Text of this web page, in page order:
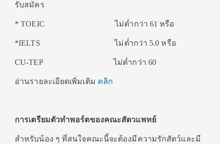
รับสมัคร
* TOEIC ไม่ต่ำกว่า 61 หรือ
*IELTS ไม่ต่ำกว่า 5.0 หรือ
CU-TEP ไม่ต่ำกว่า 60
อ่านรายละเอียดเพิ่มเติม คลิก
การเตรียมตัวทำพอร์ตของคณะสัตวแพทย์
สำหรับน้อง ๆ ที่สนใจคณะนี้จะต้องมีความรักสัตว์และมี